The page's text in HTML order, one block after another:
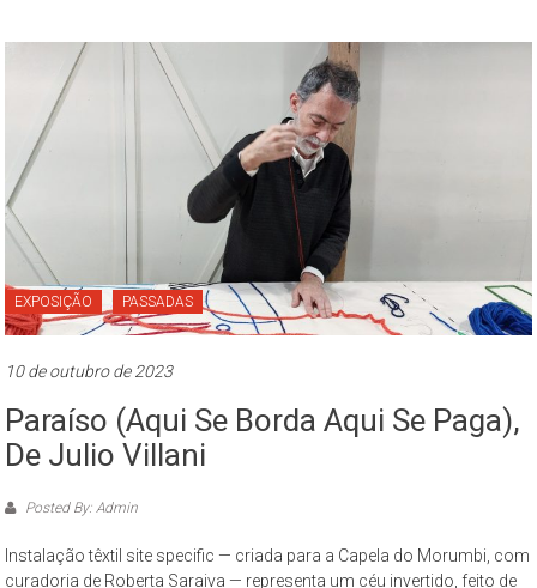
permanente
estudo
cidade
de
São
Paulo,
compreendendo
os
aspectos
da
contemporânea
a
da
cultural
EXPOSIÇÃO PASSADAS
10 de outubro de 2023
Paraíso (aqui Se Borda Aqui Se Paga),
De Julio Villani
Posted By: Admin
Instalação têxtil site specific — criada para a Capela do Morumbi, com
curadoria de Roberta Saraiva — representa um céu invertido, feito de